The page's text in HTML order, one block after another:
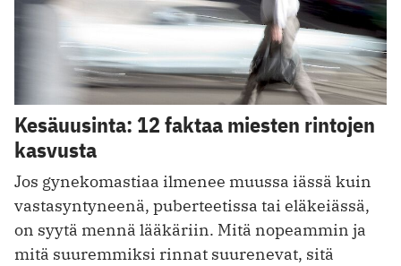
Kesäuusinta: 12 faktaa miesten rintojen
kasvusta
Jos gynekomastiaa ilmenee muussa iässä kuin
vastasyntyneenä, puberteetissa tai eläkeiässä,
on syytä mennä lääkäriin. Mitä nopeammin ja
mitä suuremmiksi rinnat suurenevat, sitä